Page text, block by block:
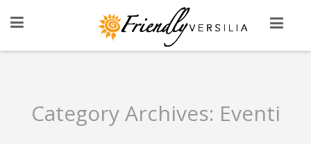
Category Archives: Eventi